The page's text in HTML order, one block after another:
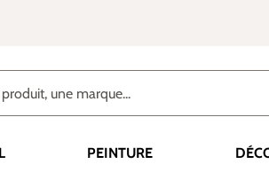
PEINTURE